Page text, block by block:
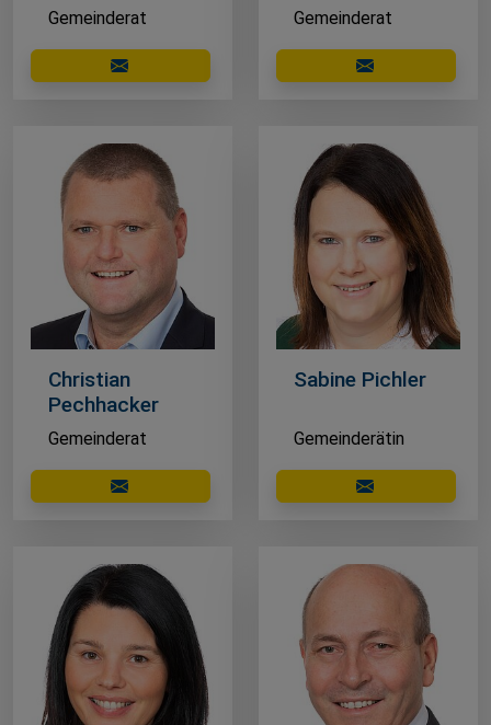
Gemeinderat
E-Mail schreiben
Gemeinderat
E-Mail
Christian
Pechhacker
Gemeinderat
E-Mail schreiben
Sabine Pichler
Gemeinderätin
E-Mail